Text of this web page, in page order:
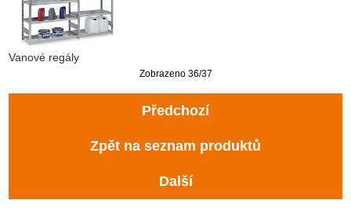
Vanové regály
Zobrazeno 36/37
Předchozí
Zpět na seznam produktů
Další